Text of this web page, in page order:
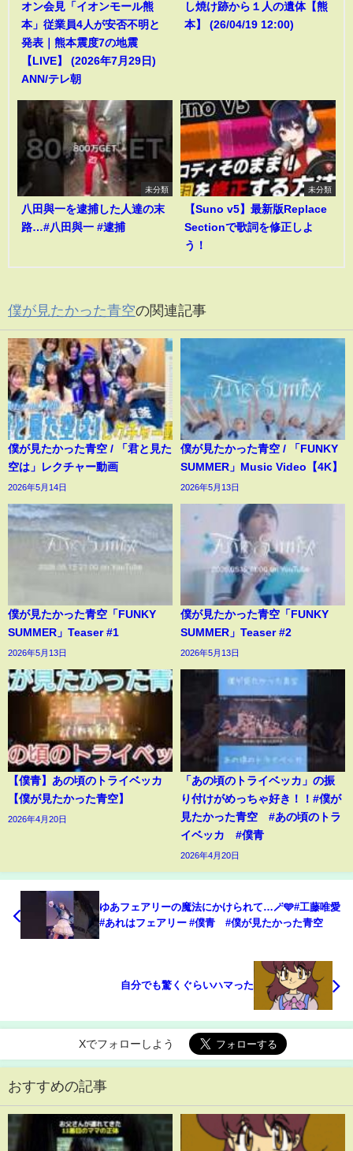
オン会見「イオンモール熊
本」従業員4人が安否不明と
発表｜熊本震度7の地震
【LIVE】 (2026年7月29日)
ANN/テレ朝
し焼け跡から１人の遺体【熊
本】 (26/04/19 12:00)
未分類
八田與一を逮捕した人達の末
路…#八田與一 #逮捕
未分類
【Suno v5】最新版Replace
Sectionで歌詞を修正しよ
う！
僕が見たかった青空の関連記事
僕が見たかった青空 / 「君と見た
空は」レクチャー動画
2026年5月14日
僕が見たかった青空 / 「FUNKY
SUMMER」Music Video【4K】
2026年5月13日
僕が見たかった青空「FUNKY
SUMMER」Teaser #1
2026年5月13日
僕が見たかった青空「FUNKY
SUMMER」Teaser #2
2026年5月13日
【僕青】あの頃のトライベッカ
【僕が見たかった青空】
2026年4月20日
「あの頃のトライベッカ」の振
り付けがめっちゃ好き！！#僕が
見たかった青空 #あの頃のトラ
イベッカ #僕青
2026年4月20日
ゆあフェアリーの魔法にかけられて…🪄🩵#工藤唯愛
#あれはフェアリー #僕青 #僕が見たかった青空
自分でも驚くぐらいハマった
Xでフォローしよう
おすすめの記事